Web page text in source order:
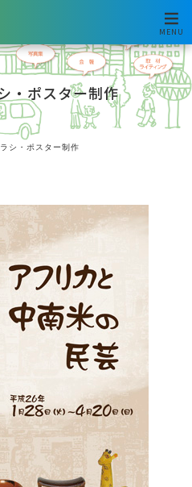
MENU
・ポスター制作
シ・ポスター制作